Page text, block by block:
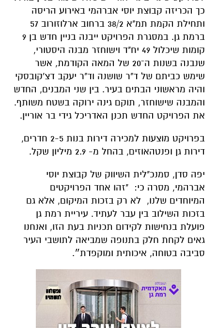
כך הכריזה קבוצת יוסי אברהמי באירוע הריסה
ותחילת הקמת תמ"א 38/2 ברחוב ארלוזורוב 57
ברמת גן.
במסגרת הפרויקט ייבנה בניין חדש בן 9
קומות שיכלול 49 יח"ד וישוחזר מבנה היסטורי,
שנבנה בשנות ה־20 של המאה הקודמת, אשר
שימש כביתם של ד"ר שושנה וד"ר יעקב דצ'קובסקי
והיה מראשוני הבתים בעיר. בין שני המבנים, החדש
והמבנה שישוחזר, תוקם גינה ירוקה בשטח משותף.
את הפרויקט החדש תכנן האדריכל גידי בר אוריין.
בפרויקט מוצעות למכירה דירות בנות 2-5 חדרים,
דירות גן ופנטהאוזים, בהחל מ- 2.9 מיליון שקל.
יפה סדן, סמנכ"לית השיווק של קבוצת יוסי
אברהמי, מסרה כי: "זהו אחד הפרויקטים
המיוחדים שלנו, לא רק בזכות המיקום, אלא גם
בזכות השילוב בין עבר לעתיד. עיריית רמת גן
פועלת בנחישות לקידום תכניות בעת הזו, ואנחנו
גאים לקחת חלק בתנופה שמביאה לתושבי העיר
סביבה בטוחה, איכותית ומוקפדת״.